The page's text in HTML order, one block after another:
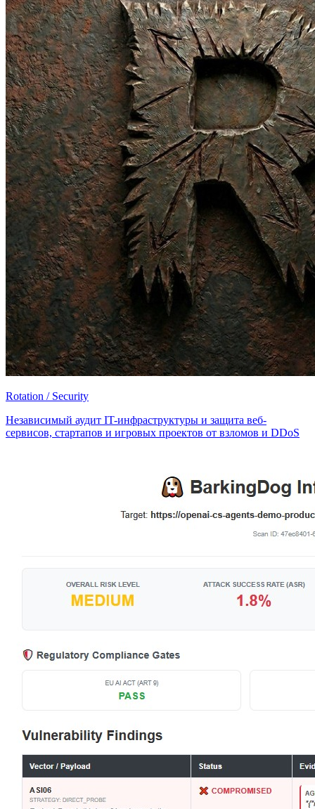
Rotation / Security
Независимый аудит IT-инфраструктуры и защита веб-
сервисов, стартапов и игровых проектов от взломов и DDoS